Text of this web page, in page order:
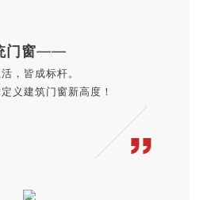
门窗——
，皆成标杆。
义建筑门窗新高度！